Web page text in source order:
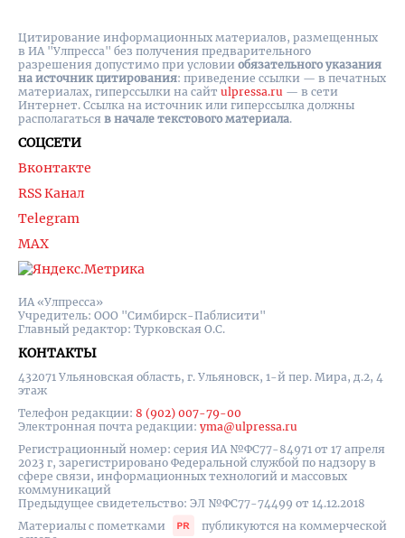
ИА «Улпресса»
Учредитель: ООО "Симбирск-Паблисити"
Главный редактор: Турковская О.С.
КОНТАКТЫ
432071 Ульяновская область, г. Ульяновск, 1-й пер. Мира, д.2, 4
этаж
Телефон редакции: 8 (902) 007-79-00
Электронная почта редакции: yma@ulpressa.ru
Регистрационный номер: серия ИА №ФС77-84971 от 17 апреля
2023 г, зарегистрировано Федеральной службой по надзору в
сфере связи, информационных технологий и массовых
коммуникаций
Предыдущее свидетельство: ЭЛ №ФС77-74499 от 14.12.2018
Материалы с пометками
публикуются на коммерческой
СОЦСЕТИ
Вконтакте
RSS Канал
Telegram
MAX
Цитирование информационных материалов, размещенных
в ИА "Улпресса" без получения предварительного
разрешения допустимо при условии обязательного указания
на источник цитирования: приведение ссылки — в печатных
материалах, гиперссылки на cайт ulpressa.ru — в сети
Интернет. Ссылка на источник или гиперссылка должны
располагаться в начале текстового материала.